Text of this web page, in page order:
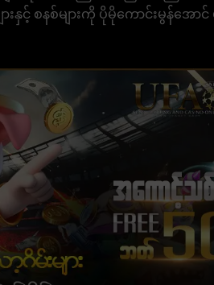
နှင့် စနစ်များကို ပိုမိုကောင်းမွန်အောင်